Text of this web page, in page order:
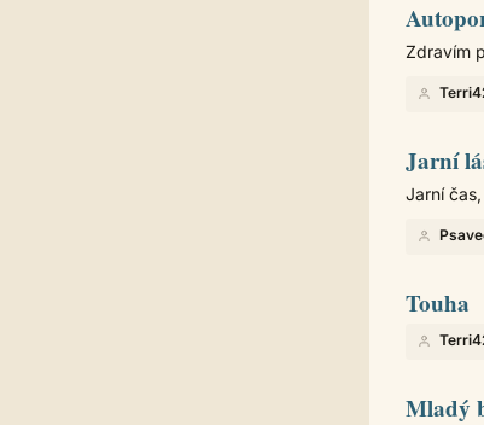
Zdravím
Jarní
Jarní
Touha
Mladý